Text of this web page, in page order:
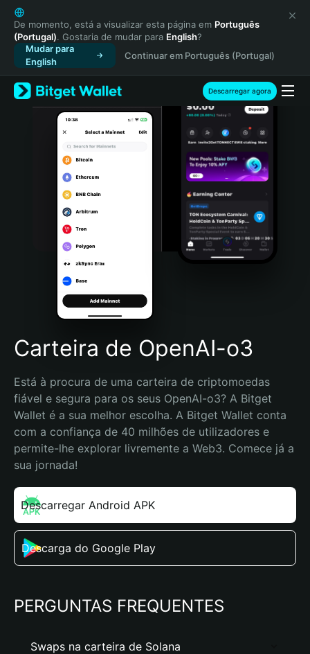
English
日本語
Tiếng Việt
Русский
Español (Latinoamérica)
Türkçe
Italiano
Português (Portugal)
Bahasa Indonesia
Português (Brasil)
Español (Argentina)
De momento, está a visualizar esta página em Português
(Portugal). Gostaria de mudar para English?
Mudar para
English
Continuar em Português (Portugal)
Descarregar agora
Carteira de OpenAI-o3
Está à procura de uma carteira de criptomoedas
fiável e segura para os seus OpenAI-o3? A Bitget
Wallet é a sua melhor escolha. A Bitget Wallet conta
com a confiança de 40 milhões de utilizadores e
permite-lhe explorar livremente a Web3. Comece já a
sua jornada!
Descarregar Android APK
Descarga do Google Play
PERGUNTAS FREQUENTES
Swaps na carteira de Solana